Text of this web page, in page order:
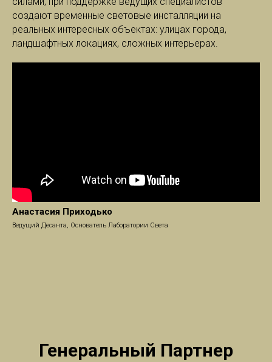
создают временные световые инсталляции на
реальных интересных объектах: улицах города,
ландшафтных локациях, сложных интерьерах.
Анастасия Приходько
Ведущий Десанта, Основатель Лаборатории Света
Генеральный Партнер